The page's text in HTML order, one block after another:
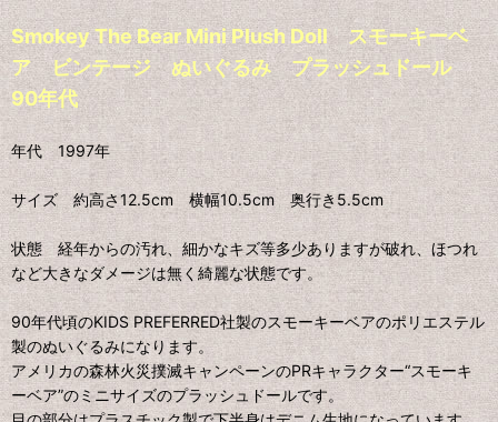
Smokey The Bear Mini Plush Doll スモーキーベ
ア ビンテージ ぬいぐるみ プラッシュドール
90年代
年代 1997年
サイズ 約高さ12.5cm 横幅10.5cm 奥行き5.5cm
状態 経年からの汚れ、細かなキズ等多少ありますが破れ、ほつれ
など大きなダメージは無く綺麗な状態です。
90年代頃のKIDS PREFERRED社製のスモーキーベアのポリエステル
製のぬいぐるみになります。
アメリカの森林火災撲滅キャンペーンのPRキャラクター“スモーキ
ーベア”のミニサイズのプラッシュドールです。